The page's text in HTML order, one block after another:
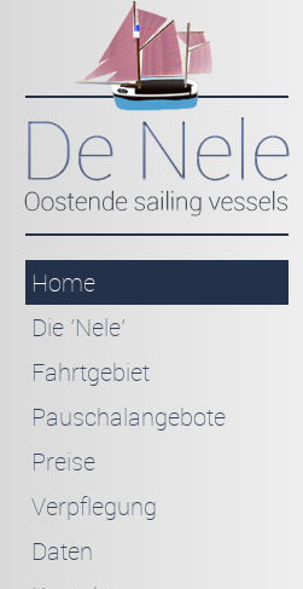
Home
Die 'Nele'
Fahrtgebiet
Pauschalangebote
Preise
Verpflegung
Daten